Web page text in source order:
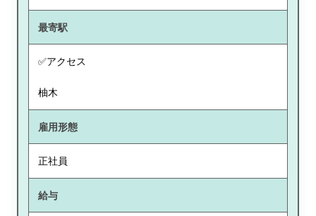
最寄駅
✅アクセス
柚木
雇用形態
正社員
給与